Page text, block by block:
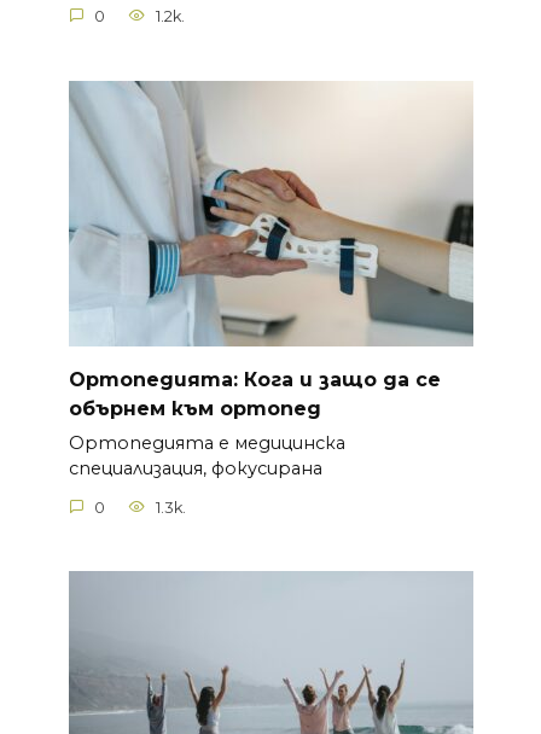
0 1.2k.
Ортопедията: Кога и защо да се
обърнем към ортопед
Ортопедията е медицинска
специализация, фокусирана
0 1.3k.